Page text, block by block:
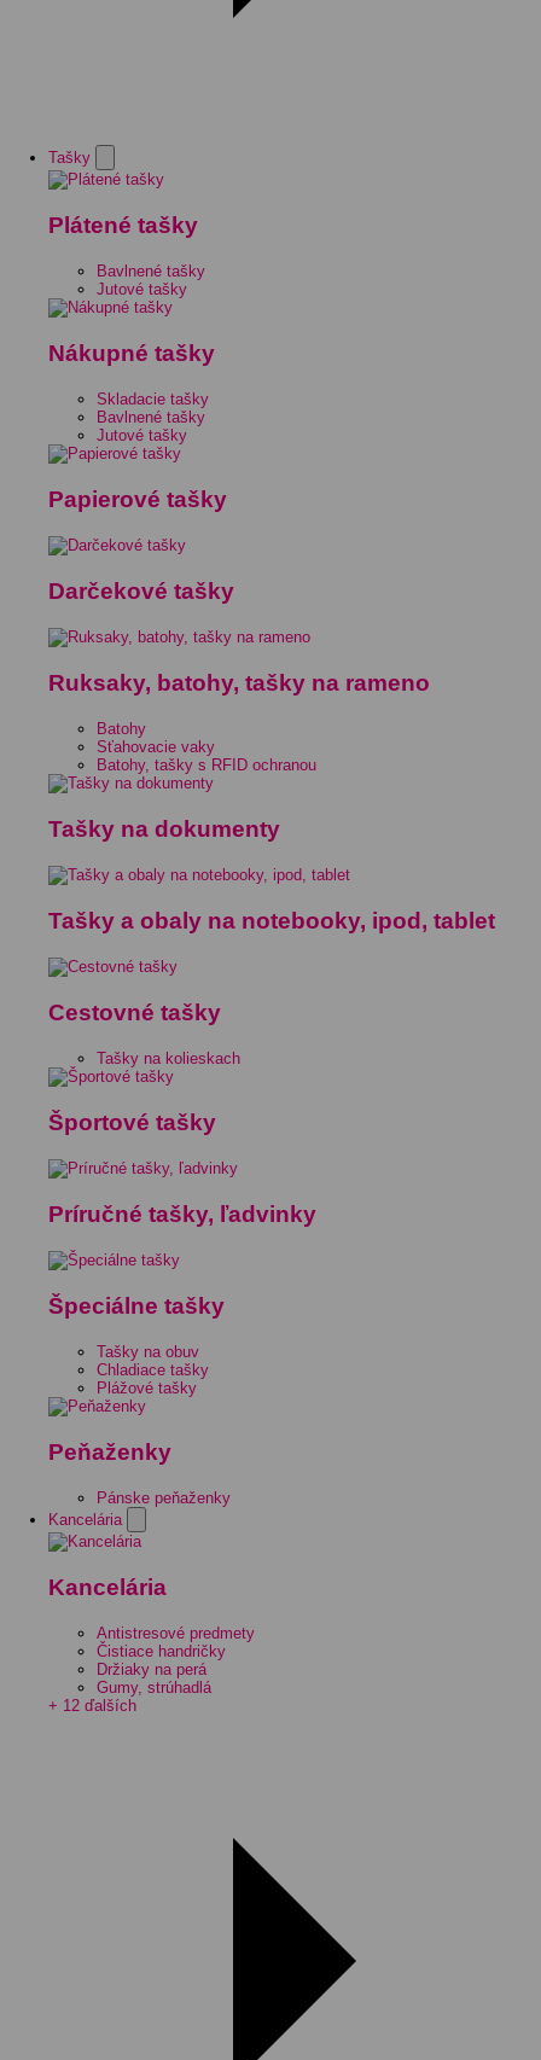
Tašky
Plátené tašky
Bavlnené tašky
Jutové tašky
Nákupné tašky
Skladacie tašky
Bavlnené tašky
Jutové tašky
Papierové tašky
Darčekové tašky
Ruksaky, batohy, tašky na rameno
Batohy
Sťahovacie vaky
Batohy, tašky s RFID ochranou
Tašky na dokumenty
Tašky a obaly na notebooky, ipod, tablet
Cestovné tašky
Tašky na kolieskach
Športové tašky
Príručné tašky, ľadvinky
Špeciálne tašky
Tašky na obuv
Chladiace tašky
Plážové tašky
Peňaženky
Pánske peňaženky
Kancelária
Kancelária
Antistresové predmety
Čistiace handričky
Držiaky na perá
Gumy, strúhadlá
+ 12 ďalších